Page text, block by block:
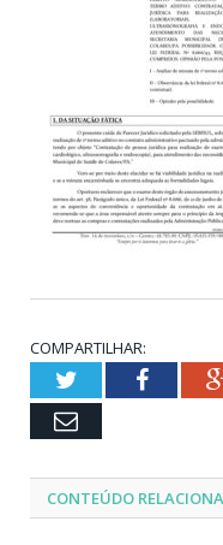
COMPARTILHAR:
Twitter
Email
CONTEÚDO